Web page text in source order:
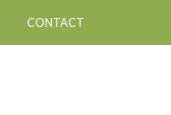
CONTACT